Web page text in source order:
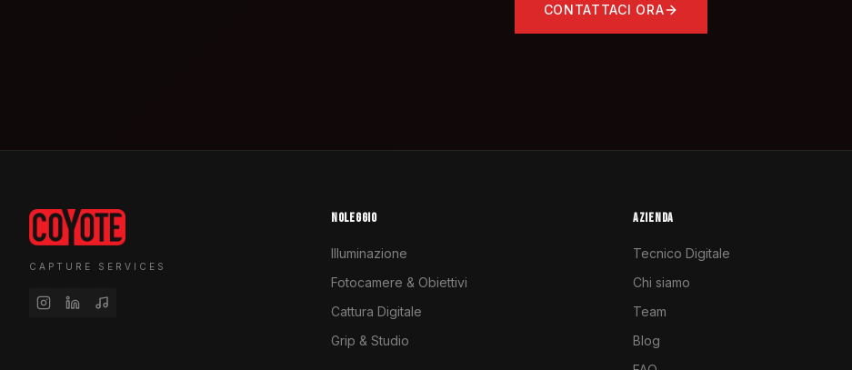
CONTATTACI ORA
CAPTURE SERVICES
NOLEGGIO
Illuminazione
Fotocamere & Obiettivi
Cattura Digitale
Grip & Studio
AZIENDA
Tecnico Digitale
Chi siamo
Team
Blog